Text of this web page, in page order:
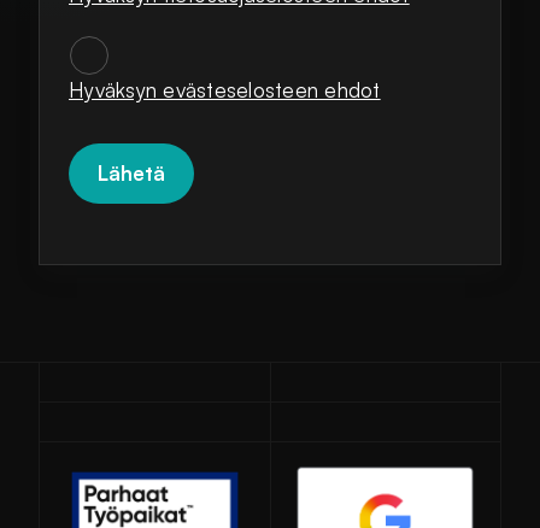
SUOSTUMUKSET
Hyväksyn evästeselosteen ehdot